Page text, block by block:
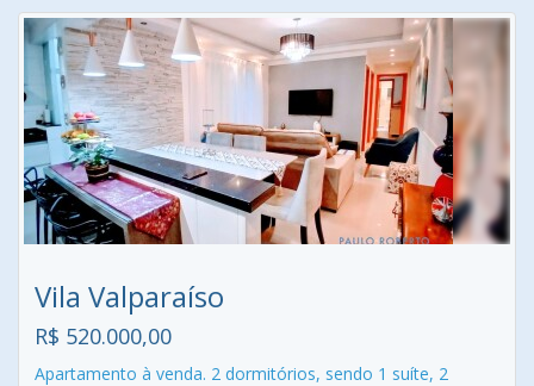
Vila Valparaíso
R$ 520.000,00
Apartamento à venda. 2 dormitórios, sendo 1 suíte, 2